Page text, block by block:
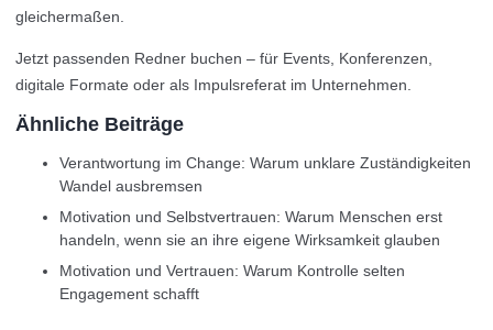
gleichermaßen.
Jetzt passenden Redner buchen – für Events, Konferenzen,
digitale Formate oder als Impulsreferat im Unternehmen.
Ähnliche Beiträge
Verantwortung im Change: Warum unklare Zuständigkeiten
Wandel ausbremsen
Motivation und Selbstvertrauen: Warum Menschen erst
handeln, wenn sie an ihre eigene Wirksamkeit glauben
Motivation und Vertrauen: Warum Kontrolle selten
Engagement schafft